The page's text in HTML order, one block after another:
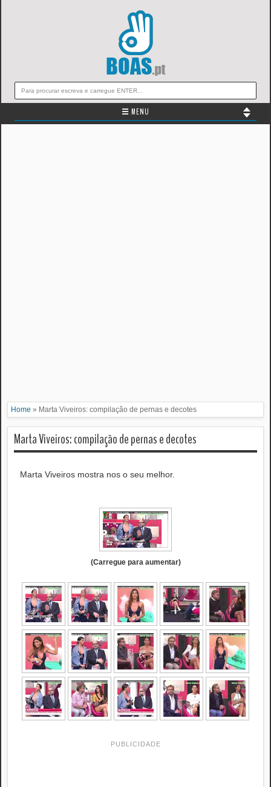
☰ MENU
Home » Marta Viveiros: compilação de pernas e decotes
Marta Viveiros: compilação de pernas e decotes
Marta Viveiros mostra nos o seu melhor.
(Carregue para aumentar)
PUBLICIDADE